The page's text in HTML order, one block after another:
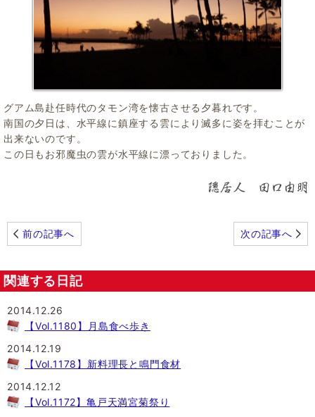
グアム島赴任時代のタモン湾を懐古させる夕暮れです。
南国の夕日は、水平線に鎮座する雲により滅多に姿を拝むことが
出来ないのです。
この日もお邪魔虫の雲が水平線に漂っておりました。
前の記事へ 次の記事へ
関連する日記
2014.12.26
【Vol.1180】月島食べ歩き
2014.12.19
【Vol.1178】新料理長と鳴門食材
2014.12.12
【Vol.1172】亀戸天満宮菊祭り